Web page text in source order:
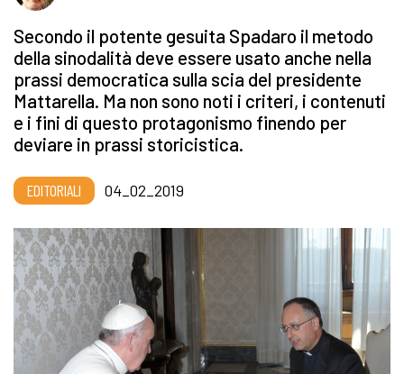
Secondo il potente gesuita Spadaro il metodo
della sinodalità deve essere usato anche nella
prassi democratica sulla scia del presidente
Mattarella. Ma non sono noti i criteri, i contenuti
e i fini di questo protagonismo finendo per
deviare in prassi storicistica.
EDITORIALI 04_02_2019